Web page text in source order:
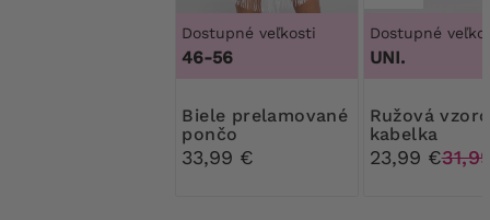
Dostupné veľkosti
46-56
Biele prelamované
pončo
33,99 €
Dostupné
UNI.
Ružová vzorovaná
kabelka
23,99 €